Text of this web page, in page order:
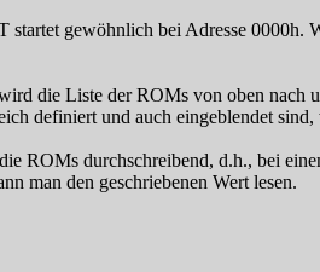
gewöhnlich bei Adresse 0000h.
die Liste der ROMs von oben nach
definiert und auch eingeblendet sind,
ROMs durchschreibend, d.h., bei
man den geschriebenen Wert lesen.